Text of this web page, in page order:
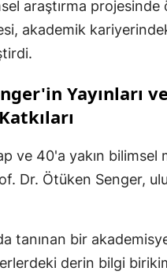
araştırma projesinde
akademik
Yayınları ve
ve 40'a yakın bilimsel
Dr. Ötüken Senger,
tanınan bir
derin bilgi